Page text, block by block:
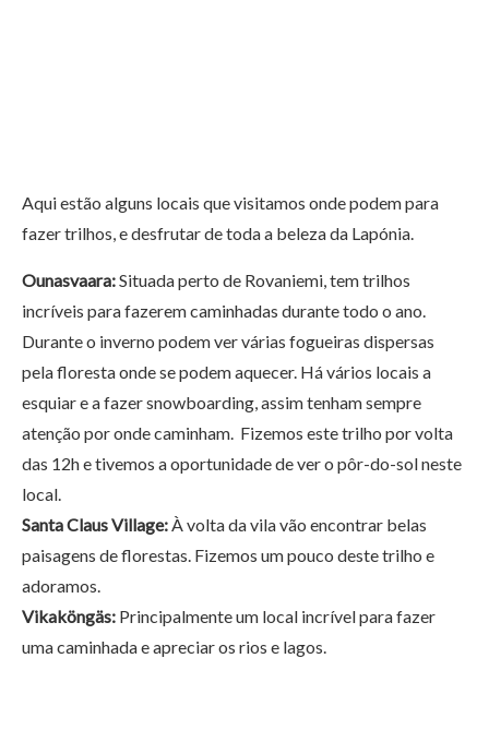
Aqui estão alguns locais que visitamos onde podem para
fazer trilhos, e desfrutar de toda a beleza da Lapónia.
Ounasvaara:Situada perto de Rovaniemi, tem trilhos
incríveis para fazerem caminhadas durante todo o ano.
Durante o inverno podem ver várias fogueiras dispersas
pela floresta onde se podem aquecer. Há vários locais a
esquiar e a fazer snowboarding, assim tenham sempre
atenção por onde caminham. Fizemos este trilho por volta
das 12h e tivemos a oportunidade de ver o pôr-do-sol neste
local.
Santa Claus Village: À volta da vila vão encontrar belas
paisagens de florestas. Fizemos um pouco deste trilho e
adoramos.
Vikaköngäs: Principalmente um local incrível para fazer
uma caminhada e apreciar os rios e lagos.